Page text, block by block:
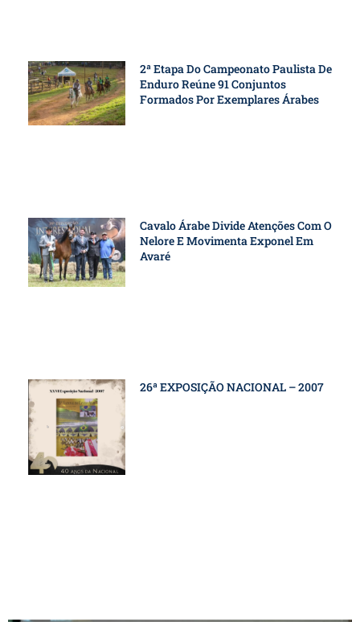
2ª Etapa Do Campeonato Paulista De
Enduro Reúne 91 Conjuntos
Formados Por Exemplares Árabes
Cavalo Árabe Divide Atenções Com O
Nelore E Movimenta Exponel Em
Avaré
26ª EXPOSIÇÃO NACIONAL – 2007